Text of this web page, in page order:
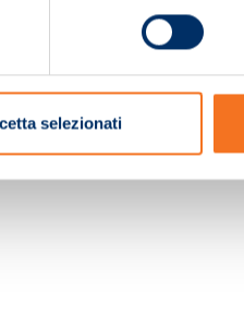
selezionati
– R.E.A. n.155974 - Cap.Soc. €